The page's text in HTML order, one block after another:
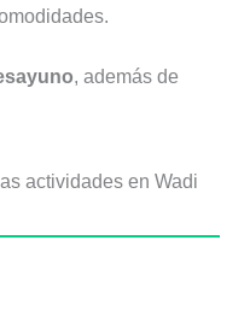
, además de
actividades en Wadi